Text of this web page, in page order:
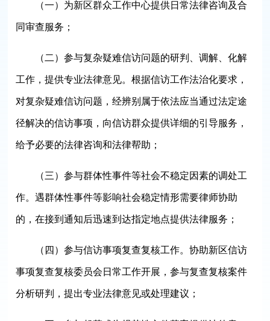
（一）为新区群众工作中心提供日常法律咨询及合
同审查服务；
（二）参与复杂疑难信访问题的研判、调解、化解
工作，提供专业法律意见。根据信访工作法治化要求，
对复杂疑难信访问题，经辨别属于依法应当通过法定途
径解决的信访事项，向信访群众提供详细的引导服务，
给予必要的法律咨询和法律帮助；
（三）参与群体性事件等社会不稳定因素的调处工
作。遇群体性事件等影响社会稳定情形需要律师协助
的，在接到通知后迅速到达指定地点提供法律服务；
（四）参与信访事项复查复核工作。协助新区信访
事项复查复核委员会日常工作开展，参与复查复核案件
分析研判，提出专业法律意见或处理建议；